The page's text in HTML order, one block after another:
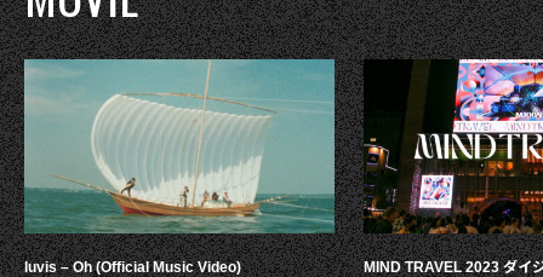
luvis – Oh (Official Music Video) MIND TRAVEL 2023 ダイ